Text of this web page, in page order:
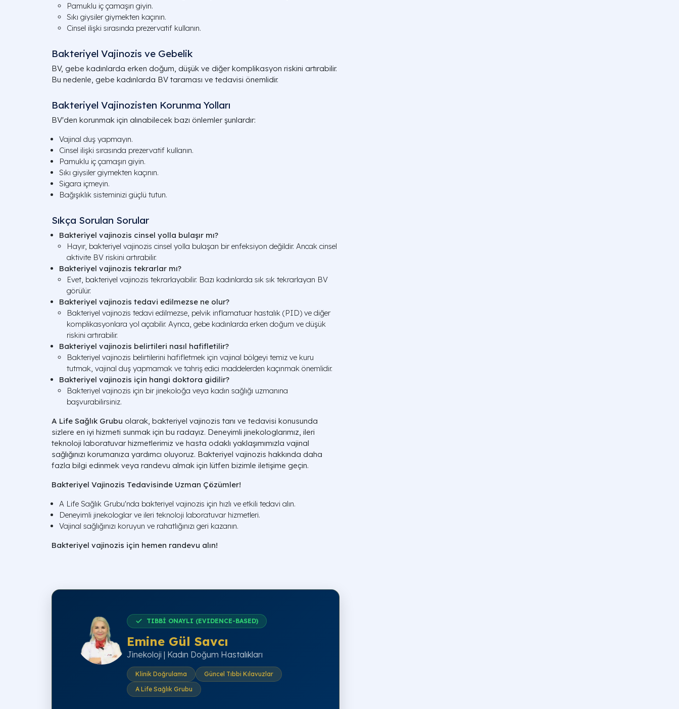
Pamuklu iç çamaşırı giyin.
Sıkı giysiler giymekten kaçının.
Cinsel ilişki sırasında prezervatif kullanın.
Bakteriyel Vajinozis ve Gebelik
BV, gebe kadınlarda erken doğum, düşük ve diğer komplikasyon riskini artırabilir.
Bu nedenle, gebe kadınlarda BV taraması ve tedavisi önemlidir.
Bakteriyel Vajinozisten Korunma Yolları
BV'den korunmak için alınabilecek bazı önlemler şunlardır:
Vajinal duş yapmayın.
Cinsel ilişki sırasında prezervatif kullanın.
Pamuklu iç çamaşırı giyin.
Sıkı giysiler giymekten kaçının.
Sigara içmeyin.
Bağışıklık sisteminizi güçlü tutun.
Sıkça Sorulan Sorular
Bakteriyel vajinozis cinsel yolla bulaşır mı?
Hayır, bakteriyel vajinozis cinsel yolla bulaşan bir enfeksiyon değildir. Ancak cinsel
aktivite BV riskini artırabilir.
Bakteriyel vajinozis tekrarlar mı?
Evet, bakteriyel vajinozis tekrarlayabilir. Bazı kadınlarda sık sık tekrarlayan BV
görülür.
Bakteriyel vajinozis tedavi edilmezse ne olur?
Bakteriyel vajinozis tedavi edilmezse, pelvik inflamatuar hastalık (PID) ve diğer
komplikasyonlara yol açabilir. Ayrıca, gebe kadınlarda erken doğum ve düşük
riskini artırabilir.
Bakteriyel vajinozis belirtileri nasıl hafifletilir?
Bakteriyel vajinozis belirtilerini hafifletmek için vajinal bölgeyi temiz ve kuru
tutmak, vajinal duş yapmamak ve tahriş edici maddelerden kaçınmak önemlidir.
Bakteriyel vajinozis için hangi doktora gidilir?
Bakteriyel vajinozis için bir jinekoloğa veya kadın sağlığı uzmanına
başvurabilirsiniz.
A Life Sağlık Grubu olarak, bakteriyel vajinozis tanı ve tedavisi konusunda
sizlere en iyi hizmeti sunmak için bu radayız. Deneyimli jinekologlarımız, ileri
teknoloji laboratuvar hizmetlerimiz ve hasta odaklı yaklaşımımızla vajinal
sağlığınızı korumanıza yardımcı oluyoruz. Bakteriyel vajinozis hakkında daha
fazla bilgi edinmek veya randevu almak için lütfen bizimle iletişime geçin.
Bakteriyel Vajinozis Tedavisinde Uzman Çözümler!
A Life Sağlık Grubu'nda bakteriyel vajinozis için hızlı ve etkili tedavi alın.
Deneyimli jinekologlar ve ileri teknoloji laboratuvar hizmetleri.
Vajinal sağlığınızı koruyun ve rahatlığınızı geri kazanın.
Bakteriyel vajinozis için hemen randevu alın!
TIBBİ ONAYLI (EVIDENCE-BASED)
Emine Gül Savcı
Jinekoloji | Kadın Doğum Hastalıkları
Klinik Doğrulama
Güncel Tıbbi Kılavuzlar
A Life Sağlık Grubu